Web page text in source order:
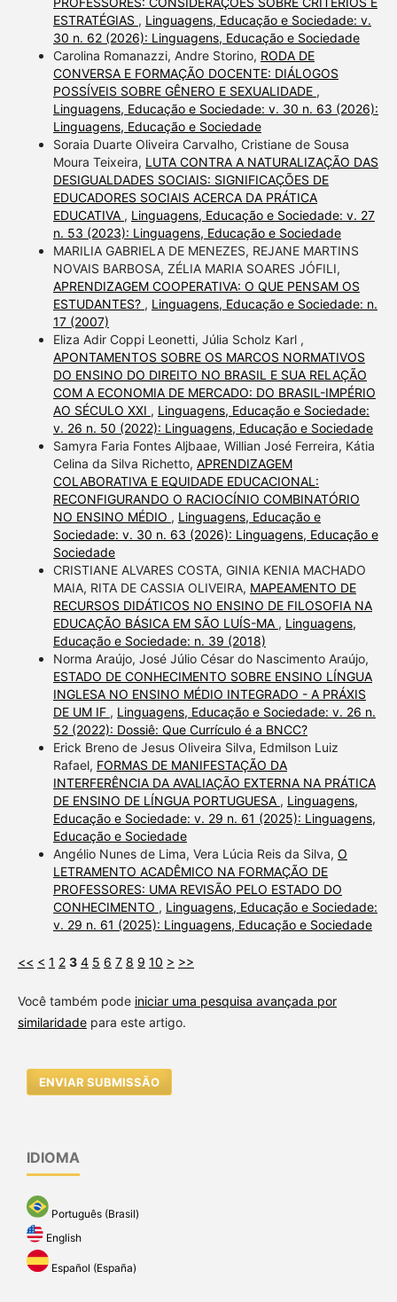
ESTRATÉGIAS , Linguagens, Educação e Sociedade: v.
30 n. 62 (2026): Linguagens, Educação e Sociedade
Carolina Romanazzi, Andre Storino, RODA DE
CONVERSA E FORMAÇÃO DOCENTE: DIÁLOGOS
POSSÍVEIS SOBRE GÊNERO E SEXUALIDADE ,
Linguagens, Educação e Sociedade: v. 30 n. 63 (2026):
Linguagens, Educação e Sociedade
Soraia Duarte Oliveira Carvalho, Cristiane de Sousa
Moura Teixeira, LUTA CONTRA A NATURALIZAÇÃO DAS
DESIGUALDADES SOCIAIS: SIGNIFICAÇÕES DE
EDUCADORES SOCIAIS ACERCA DA PRÁTICA
EDUCATIVA , Linguagens, Educação e Sociedade: v. 27
n. 53 (2023): Linguagens, Educação e Sociedade
MARILIA GABRIELA DE MENEZES, REJANE MARTINS
NOVAIS BARBOSA, ZÉLIA MARIA SOARES JÓFILI,
APRENDIZAGEM COOPERATIVA: O QUE PENSAM OS
ESTUDANTES? , Linguagens, Educação e Sociedade: n.
17 (2007)
Eliza Adir Coppi Leonetti, Júlia Scholz Karl ,
APONTAMENTOS SOBRE OS MARCOS NORMATIVOS
DO ENSINO DO DIREITO NO BRASIL E SUA RELAÇÃO
COM A ECONOMIA DE MERCADO: DO BRASIL-IMPÉRIO
AO SÉCULO XXI , Linguagens, Educação e Sociedade:
v. 26 n. 50 (2022): Linguagens, Educação e Sociedade
Samyra Faria Fontes Aljbaae, Willian José Ferreira, Kátia
Celina da Silva Richetto, APRENDIZAGEM
COLABORATIVA E EQUIDADE EDUCACIONAL:
RECONFIGURANDO O RACIOCÍNIO COMBINATÓRIO
NO ENSINO MÉDIO , Linguagens, Educação e
Sociedade: v. 30 n. 63 (2026): Linguagens, Educação e
Sociedade
CRISTIANE ALVARES COSTA, GINIA KENIA MACHADO
MAIA, RITA DE CASSIA OLIVEIRA, MAPEAMENTO DE
RECURSOS DIDÁTICOS NO ENSINO DE FILOSOFIA NA
EDUCAÇÃO BÁSICA EM SÃO LUÍS-MA , Linguagens,
Educação e Sociedade: n. 39 (2018)
Norma Araújo, José Júlio César do Nascimento Araújo,
ESTADO DE CONHECIMENTO SOBRE ENSINO LÍNGUA
INGLESA NO ENSINO MÉDIO INTEGRADO - A PRÁXIS
DE UM IF , Linguagens, Educação e Sociedade: v. 26 n.
52 (2022): Dossiê: Que Currículo é a BNCC?
Erick Breno de Jesus Oliveira Silva, Edmilson Luiz
Rafael, FORMAS DE MANIFESTAÇÃO DA
INTERFERÊNCIA DA AVALIAÇÃO EXTERNA NA PRÁTICA
DE ENSINO DE LÍNGUA PORTUGUESA , Linguagens,
Educação e Sociedade: v. 29 n. 61 (2025): Linguagens,
Educação e Sociedade
Angélio Nunes de Lima, Vera Lúcia Reis da Silva, O
LETRAMENTO ACADÊMICO NA FORMAÇÃO DE
PROFESSORES: UMA REVISÃO PELO ESTADO DO
CONHECIMENTO , Linguagens, Educação e Sociedade:
v. 29 n. 61 (2025): Linguagens, Educação e Sociedade
<< < 1 2 3 4 5 6 7 8 9 10 > >>
Você também pode iniciar uma pesquisa avançada por
similaridadepara este artigo.
ENVIAR SUBMISSÃO
IDIOMA
Português (Brasil)
English
Español (España)